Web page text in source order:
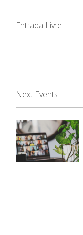
Entrada Livre
Next Events